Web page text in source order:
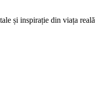
și inspirație din viața reală